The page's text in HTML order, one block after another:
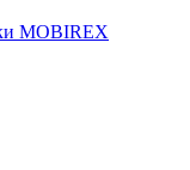
MOBIREX